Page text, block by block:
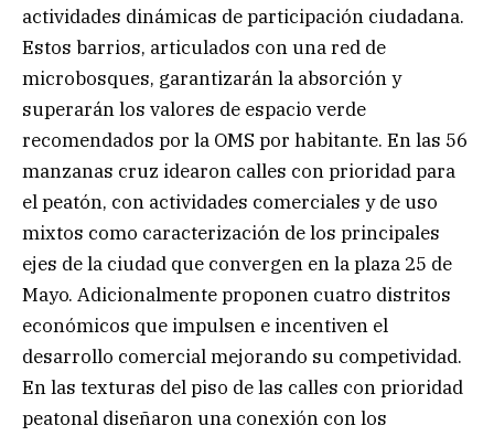
actividades dinámicas de participación ciudadana.
Estos barrios, articulados con una red de
microbosques, garantizarán la absorción y
superarán los valores de espacio verde
recomendados por la OMS por habitante. En las 56
manzanas cruz idearon calles con prioridad para
el peatón, con actividades comerciales y de uso
mixtos como caracterización de los principales
ejes de la ciudad que convergen en la plaza 25 de
Mayo. Adicionalmente proponen cuatro distritos
económicos que impulsen e incentiven el
desarrollo comercial mejorando su competividad.
En las texturas del piso de las calles con prioridad
peatonal diseñaron una conexión con los